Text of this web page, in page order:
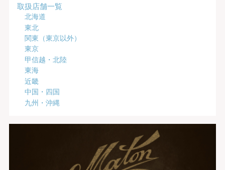
取扱店舗一覧
北海道
東北
関東（東京以外）
東京
甲信越・北陸
東海
近畿
中国・四国
九州・沖縄